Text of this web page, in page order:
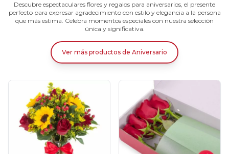
Descubre espectaculares flores y regalos para aniversarios, el presente
perfecto para expresar agradecimiento con estilo y elegancia a la persona
que más estima. Celebra momentos especiales con nuestra selección
única y significativa.
Ver más productos de Aniversario